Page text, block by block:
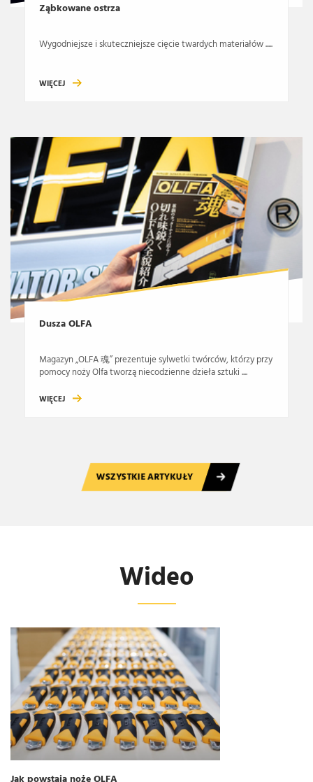
Ząbkowane ostrza
Wygodniejsze i skuteczniejsze cięcie twardych materiałów .....
WIĘCEJ
Dusza OLFA
Magazyn „OLFA 魂” prezentuje sylwetki twórców, którzy przy
pomocy noży Olfa tworzą niecodzienne dzieła sztuki ....
WIĘCEJ
WSZYSTKIE ARTYKUŁY
Wideo